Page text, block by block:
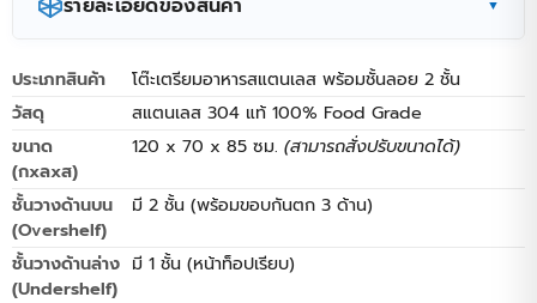
รายละเอียดของสินค้า ▼
แตนเลส 304รุ่นมาพร้อมชั้นลอย 2 ชั้น ออกแบบมาเพื่อ
การใช้งานหนัก ทนทาน ไม่เป็นสนิมโต๊ะสแตนเลสพร้อมชั้น
ลอย
ตัวนี้ช่วยให้คุณใช้พื้นที่แนวดิ่งได้อย่างคุ้มค่า จัดเก็บ
อุปกรณ์ให้เป็นระเบียบ เป็น
ให้การเตรียมอาหารคล่องตัวและรวดเร็วยิ่งขึ้น
ประเภทสินค้า
โต๊ะเตรียมอาหารสแตนเลส พร้อมชั้นลอย 2 ชั้น
วัสดุ
สแตนเลส 304 แท้ 100% Food Grade
ขนาด
(กxลxส)
120 x 70 x 85 ซม. (สามารถสั่งปรับขนาดได้)
ชั้นวางด้านบน
(Overshelf)
มี 2 ชั้น (พร้อมขอบกันตก 3 ด้าน)
ชั้นวางด้านล่าง
(Undershelf)
มี 1 ชั้น (หน้าท็อปเรียบ)